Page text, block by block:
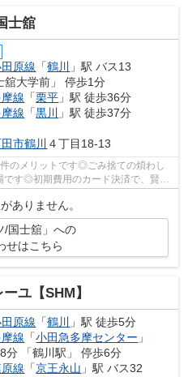
士舘
原線 「鶴川 」駅 バス13
舘大学前」 停歩1分
線 「栗平 」駅 徒歩36分
線 「黒川 」駅 徒歩37分
市鶴川 ４丁目18-13
のメリットです◎ごみ捨ての煩わし
す◎初期費用のカード決済で、賢く
な間...
ありません。
/国士舘」への
せはこちら
ユ【SHM】
原線 「鶴川
」駅 徒歩5分
線 「小田急多摩センター 」
分 「鶴川駅」 停歩6分
線 「京王永山 」駅 バス32